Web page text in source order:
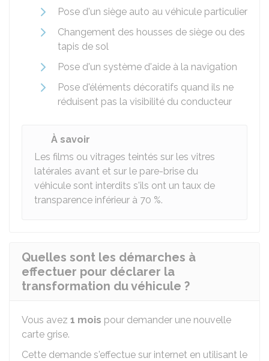
Pose d'un siège auto au véhicule particulier
Changement des housses de siège ou des
tapis de sol
Pose d'un système d'aide à la navigation
Pose d'éléments décoratifs quand ils ne
réduisent pas la visibilité du conducteur
À savoir
Les films ou vitrages teintés sur les vitres
latérales avant et sur le pare-brise du
véhicule sont interdits s'ils ont un taux de
transparence inférieur à 70 %.
Quelles sont les démarches à
effectuer pour déclarer la
transformation du véhicule ?
Vous avez 1 mois pour demander une nouvelle
carte grise.
Cette demande s'effectue sur internet en utilisant le